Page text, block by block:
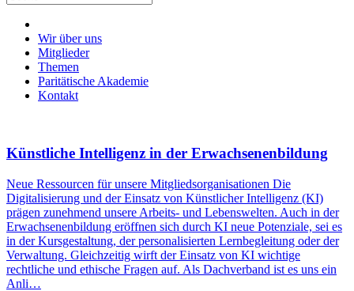
Wir über uns
Mitglieder
Themen
Paritätische Akademie
Kontakt
Künstliche Intelligenz in der Erwachsenenbildung
Neue Ressourcen für unsere Mitgliedsorganisationen Die
Digitalisierung und der Einsatz von Künstlicher Intelligenz (KI)
prägen zunehmend unsere Arbeits- und Lebenswelten. Auch in der
Erwachsenenbildung eröffnen sich durch KI neue Potenziale, sei es
in der Kursgestaltung, der personalisierten Lernbegleitung oder der
Verwaltung. Gleichzeitig wirft der Einsatz von KI wichtige
rechtliche und ethische Fragen auf. Als Dachverband ist es uns ein
Anli…